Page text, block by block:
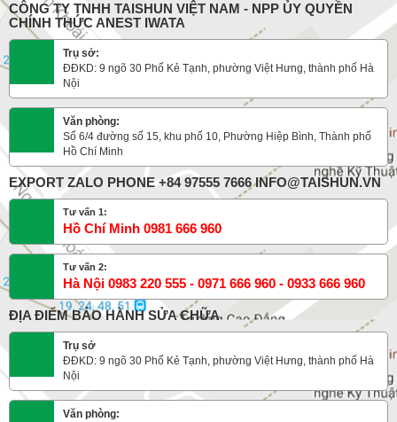
CÔNG TY TNHH TAISHUN VIỆT NAM - NPP ỦY QUYỀN
CHÍNH THỨC ANEST IWATA
Trụ sở:
ĐĐKD: 9 ngõ 30 Phố Kẻ Tạnh, phường Việt Hưng, thành phố Hà
Nội
Văn phòng:
Số 6/4 đường số 15, khu phố 10, Phường Hiệp Bình, Thành phố
Hồ Chí Minh
EXPORT ZALO PHONE +84 97555 7666 INFO@TAISHUN.VN
Tư vấn 1:
Hồ Chí Minh 0981 666 960
Tư vấn 2:
Hà Nội 0983 220 555 - 0971 666 960 - 0933 666 960
ĐỊA ĐIỂM BẢO HÀNH SỬA CHỮA
Trụ sở
ĐĐKD: 9 ngõ 30 Phố Kẻ Tạnh, phường Việt Hưng, thành phố Hà
Nội
Văn phòng: